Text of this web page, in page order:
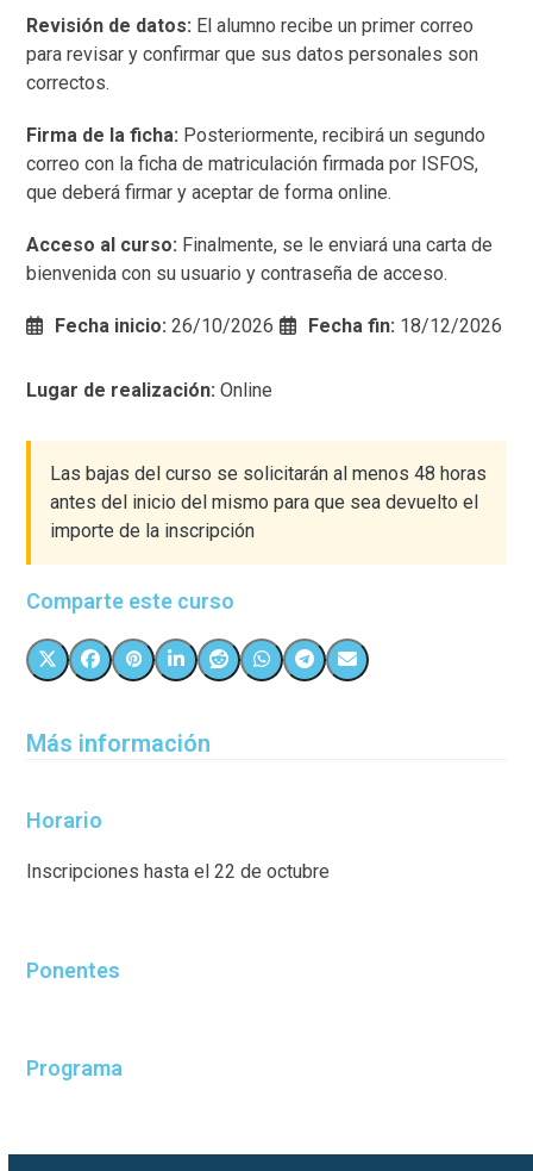
Revisión de datos: El alumno recibe un primer correo
para revisar y confirmar que sus datos personales son
correctos.
Firma de la ficha: Posteriormente, recibirá un segundo
correo con la ficha de matriculación firmada por ISFOS,
que deberá firmar y aceptar de forma online.
Acceso al curso: Finalmente, se le enviará una carta de
bienvenida con su usuario y contraseña de acceso.
Fecha inicio: 26/10/2026 Fecha fin: 18/12/2026
Lugar de realización: Online
Las bajas del curso se solicitarán al menos 48 horas
antes del inicio del mismo para que sea devuelto el
importe de la inscripción
Comparte este curso
Más información
Horario
Inscripciones hasta el 22 de octubre
Ponentes
Programa